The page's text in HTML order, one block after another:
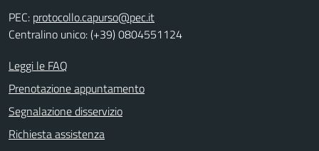
PEC: protocollo.capurso@pec.it
Centralino unico: (+39) 0804551124
Leggi le FAQ
Prenotazione appuntamento
Segnalazione disservizio
Richiesta assistenza